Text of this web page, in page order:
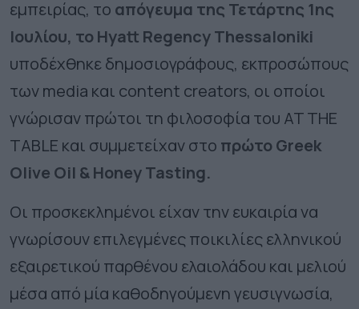
εμπειρίας, το απόγευμα της Τετάρτης 1ης
Ιουλίου, το Hyatt Regency Thessaloniki
υποδέχθηκε δημοσιογράφους, εκπροσώπους
των media και content creators, οι οποίοι
γνώρισαν πρώτοι τη φιλοσοφία του AT THE
TABLE και συμμετείχαν στο πρώτο Greek
Olive Oil & Honey Tasting.
Οι προσκεκλημένοι είχαν την ευκαιρία να
γνωρίσουν επιλεγμένες ποικιλίες ελληνικού
εξαιρετικού παρθένου ελαιολάδου και μελιού
μέσα από μία καθοδηγούμενη γευσιγνωσία,